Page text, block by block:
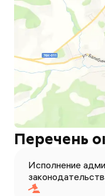
Перечень
Исполнение